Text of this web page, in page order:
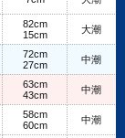
82cm
15cm
大潮
72cm
27cm
中潮
63cm
43cm
中潮
58cm
60cm
中潮